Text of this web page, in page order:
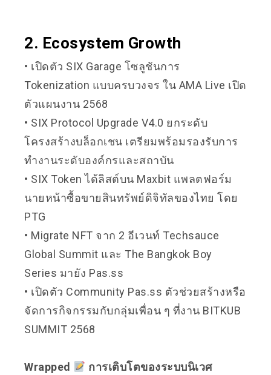
2. Ecosystem Growth
• เปิดตัว SIX Garage โซลูชันการ
Tokenization แบบครบวงจร ใน AMA Live เปิด
ตัวแผนงาน 2568
• SIX Protocol Upgrade V4.0 ยกระดับ
โครงสร้างบล็อกเชน เตรียมพร้อมรองรับการ
ทำงานระดับองค์กรและสถาบัน
• SIX Token ได้ลิสต์บน Maxbit แพลตฟอร์ม
นายหน้าซื้อขายสินทรัพย์ดิจิทัลของไทย โดย
PTG
• Migrate NFT จาก 2 อีเวนท์ Techsauce
Global Summit และ The Bangkok Boy
Series มายัง Pas.ss
• เปิดตัว Community Pas.ss ตัวช่วยสร้างหรือ
จัดการกิจกรรมกับกลุ่มเพื่อน ๆ ที่งาน BITKUB
SUMMIT 2568
Wrapped
การเติบโตของระบบนิเวศ